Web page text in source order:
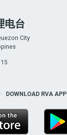
电台
City
DOWNLOAD RVA APP